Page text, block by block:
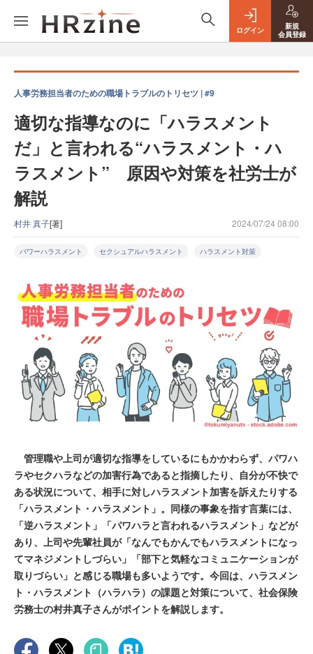
ログイン
新規
会員登録
人事労務担当者のための職場トラブルのトリセツ | #9
適切な指導なのに「ハラスメント
だ」と言われる“ハラスメント・ハ
ラスメント” 原因や対策を社労士が
解説
村井 真子[著] 2024/07/24 08:00
パワーハラスメント セクシュアルハラスメント ハラスメント対策
管理職や上司が適切な指導をしているにもかかわらず、パワハ
ラやセクハラなどの加害行為であると指摘したり、自分が不快で
ある状況について、相手に対しハラスメント加害を訴えたりする
「ハラスメント・ハラスメント」。同様の事象を指す言葉には、
「逆ハラスメント」「パワハラと言われるハラスメント」などが
あり、上司や先輩社員が「なんでもかんでもハラスメントになっ
てマネジメントしづらい」「部下と気軽なコミュニケーションが
取りづらい」と感じる職場も多いようです。今回は、ハラスメン
ト・ハラスメント（ハラハラ）の課題と対策について、社会保険
労務士の村井真子さんがポイントを解説します。